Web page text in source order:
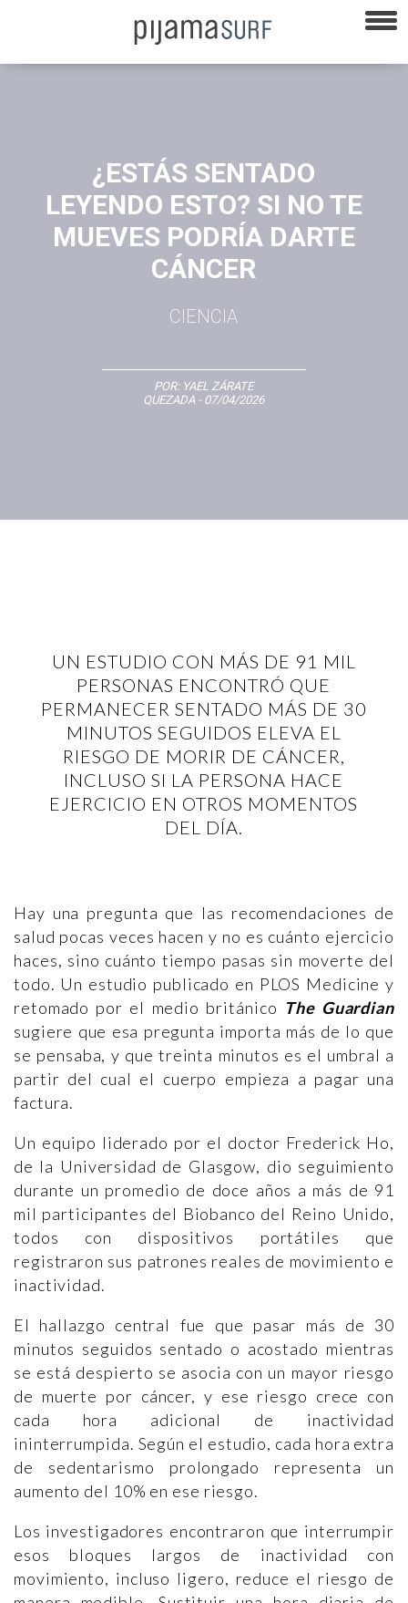
¿ESTÁS SENTADO
LEYENDO ESTO? SI NO TE
MUEVES PODRÍA DARTE
CÁNCER
CIENCIA
POR: YAEL ZÁRATE
QUEZADA - 07/04/2026
UN ESTUDIO CON MÁS DE 91 MIL
PERSONAS ENCONTRÓ QUE
PERMANECER SENTADO MÁS DE 30
MINUTOS SEGUIDOS ELEVA EL
RIESGO DE MORIR DE CÁNCER,
INCLUSO SI LA PERSONA HACE
EJERCICIO EN OTROS MOMENTOS
DEL DÍA.
Hay una pregunta que las recomendaciones de
salud pocas veces hacen y no es cuánto ejercicio
haces, sino cuánto tiempo pasas sin moverte del
todo. Un estudio publicado en PLOS Medicine y
retomado por el medio británico The Guardian
sugiere que esa pregunta importa más de lo que
se pensaba, y que treinta minutos es el umbral a
partir del cual el cuerpo empieza a pagar una
factura.
Un equipo liderado por el doctor Frederick Ho,
de la Universidad de Glasgow, dio seguimiento
durante un promedio de doce años a más de 91
mil participantes del Biobanco del Reino Unido,
todos con dispositivos portátiles que
registraron sus patrones reales de movimiento e
inactividad.
El hallazgo central fue que pasar más de 30
minutos seguidos sentado o acostado mientras
se está despierto se asocia con un mayor riesgo
de muerte por cáncer, y ese riesgo crece con
cada hora adicional de inactividad
ininterrumpida. Según el estudio, cada hora extra
de sedentarismo prolongado representa un
aumento del 10% en ese riesgo.
Los investigadores encontraron que interrumpir
esos bloques largos de inactividad con
movimiento, incluso ligero, reduce el riesgo de